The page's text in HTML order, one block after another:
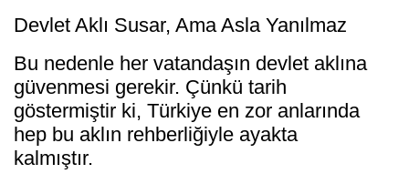
Devlet Aklı Susar, Ama Asla Yanılmaz
Bu nedenle her vatandaşın devlet aklına
güvenmesi gerekir. Çünkü tarih
göstermiştir ki, Türkiye en zor anlarında
hep bu aklın rehberliğiyle ayakta
kalmıştır.